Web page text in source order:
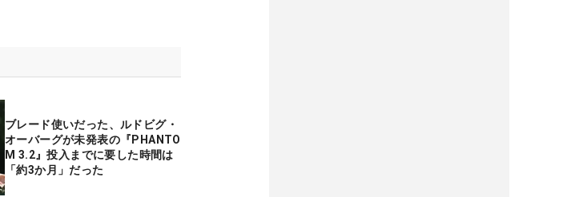
ブレード使いだった、ルドビグ・
オーバーグが未発表の『PHANTO
M 3.2』投入までに要した時間は
「約3か月」だった